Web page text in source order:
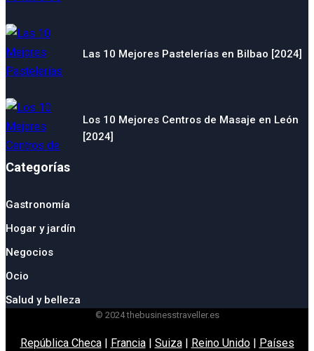
Las 10 Mejores Pastelerías en Bilbao [2024]
Los 10 Mejores Centros de Masaje en León
[2024]
Categorías
Gastronomía
Hogar y jardín
Negocios
Ocio
Salud y belleza
© 2024 thebusinesstraveller.es
República Checa| Francia| Suiza| Reino Unido| Países